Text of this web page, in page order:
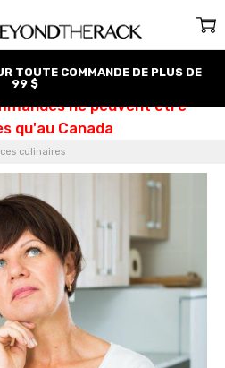
TOUTE COMMANDE DE PLUS DE
99 $
ne peuvent être
qu'au Canada
culinaires